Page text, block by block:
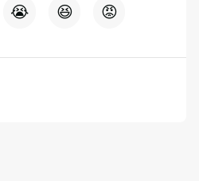
😭 😆 😡